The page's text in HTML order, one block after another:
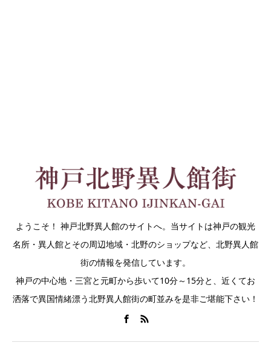
ようこそ！ 神戸北野異人館のサイトへ。当サイトは神戸の観光
名所・異人館とその周辺地域・北野のショップなど、北野異人館
街の情報を発信しています。
神戸の中心地・三宮と元町から歩いて10分～15分と、近くてお
洒落で異国情緒漂う北野異人館街の町並みを是非ご堪能下さい！